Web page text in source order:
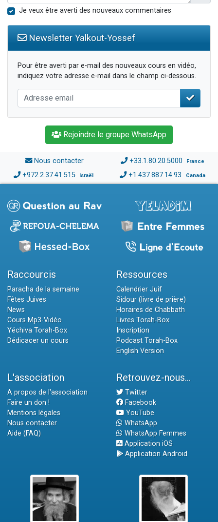
Je veux être averti des nouveaux commentaires
Newsletter Yalkout-Yossef
Pour être averti par e-mail des nouveaux cours en vidéo,
indiquez votre adresse e-mail dans le champ ci-dessous.
Rejoindre le groupe WhatsApp
Nous contacter +33.1.80.20.5000 France
+972.2.37.41.515 Israël +1.437.887.14.93 Canada
Raccourcis
Paracha de la semaine
Fêtes Juives
News
Cours Mp3-Vidéo
Yéchiva Torah-Box
Dédicacer un cours
Ressources
Calendrier Juif
Sidour (livre de prière)
Horaires de Chabbath
Livres Torah-Box
Inscription
Podcast Torah-Box
English Version
L'association
A propos de l'association
Faire un don !
Mentions légales
Nous contacter
Aide (FAQ)
Retrouvez-nous...
Twitter
Facebook
YouTube
WhatsApp
WhatsApp Femmes
Application iOS
Application Android